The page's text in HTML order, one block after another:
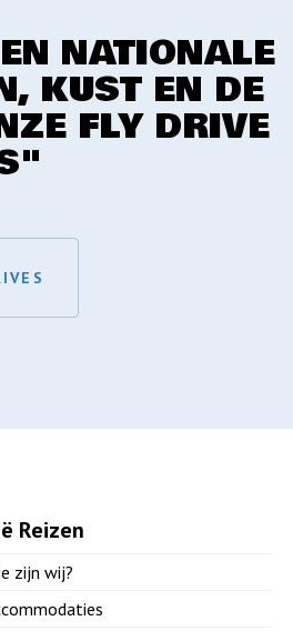
NATIONALE
KUST EN DE
FLY DRIVE
Reizen
zijn wij?